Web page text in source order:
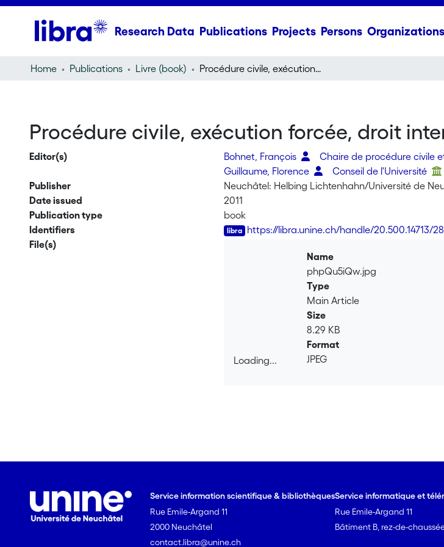
Research Data Publications Projects Persons Organizations
Home Publications Livre (book) Procédure civile, exécution forcée, droit international privé - Recueil de textes
Procédure civile, exécution forcée, droit
Editor(s) Bohnet, François
Chaire de procédure civile
Guillaume, Florence
Conseil de l'Université
Publisher
Neuchâtel: Helbing Lichtenhahn/Université de
Date issued
2011
Publication type
book
Identifiers
https://libra.unine.ch/handle/20.500.14713/
File(s)
Loading...
Name
phpQu5iQw.jpg
Type
Main Article
Size
8.29 KB
Format
JPEG
Service information scientifique & bibliothèques
Rue Emile-Argand 11
2000 Neuchâtel
contact.libra@unine.ch
Service informatique et
Rue Emile-Argand 11
Bâtiment B, rez-de-